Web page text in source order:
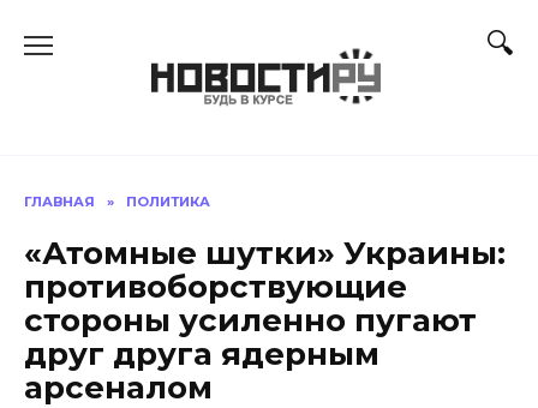
ГЛАВНАЯ » ПОЛИТИКА
«Атомные шутки» Украины:
противоборствующие
стороны усиленно пугают
друг друга ядерным
арсеналом